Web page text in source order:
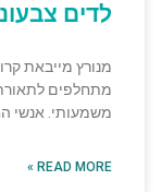
לדים
מתחלפים
משמעותי. אנשי
READ MORE »